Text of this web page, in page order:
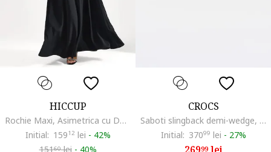
HICCUP
Rochie Maxi, Asimetrica cu Decupaje, Neagra, Poliester
Initial: 15912 lei - 42%
15160lei - 40%
CROCS
Saboti slingback demi-wedge, Albastru prafuit
Initial: 37099 lei - 27%
99